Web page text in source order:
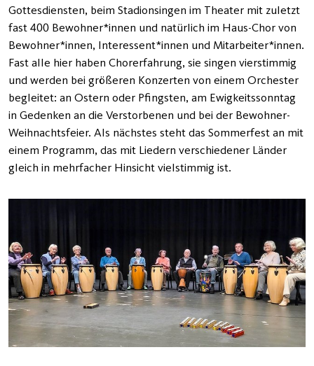
Gottesdiensten, beim Stadionsingen im Theater mit zuletzt
fast 400 Bewohner*innen und natürlich im Haus-Chor von
Bewohner*innen, Interessent*innen und Mitarbeiter*innen.
Fast alle hier haben Chorerfahrung, sie singen vierstimmig
und werden bei größeren Konzerten von einem Orchester
begleitet: an Ostern oder Pfingsten, am Ewigkeitssonntag
in Gedenken an die Verstorbenen und bei der Bewohner-
Weihnachtsfeier. Als nächstes steht das Sommerfest an mit
einem Programm, das mit Liedern verschiedener Länder
gleich in mehrfacher Hinsicht vielstimmig ist.